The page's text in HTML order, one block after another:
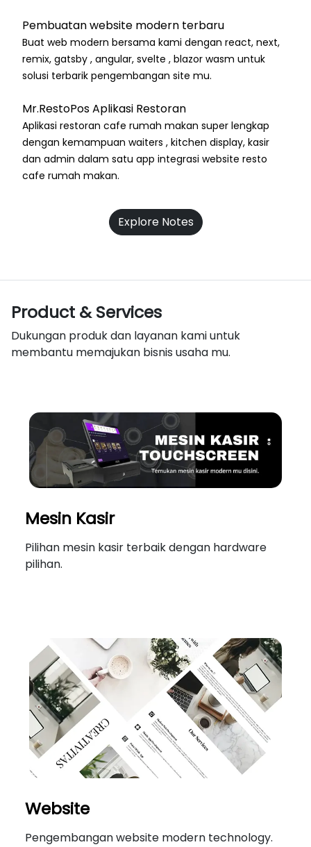
Pembuatan website modern terbaru
Buat web modern bersama kami dengan react, next,
remix, gatsby , angular, svelte , blazor wasm untuk
solusi terbarik pengembangan site mu.
Mr.RestoPos Aplikasi Restoran
Aplikasi restoran cafe rumah makan super lengkap
dengan kemampuan waiters , kitchen display, kasir
dan admin dalam satu app integrasi website resto
cafe rumah makan.
Explore Notes
Product & Services
Dukungan produk dan layanan kami untuk
membantu memajukan bisnis usaha mu.
Mesin Kasir
Pilihan mesin kasir terbaik dengan hardware
pilihan.
Website
Pengembangan website modern technology.